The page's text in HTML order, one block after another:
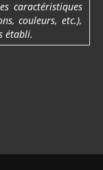
caractéristiques
couleurs, etc.),
établi.